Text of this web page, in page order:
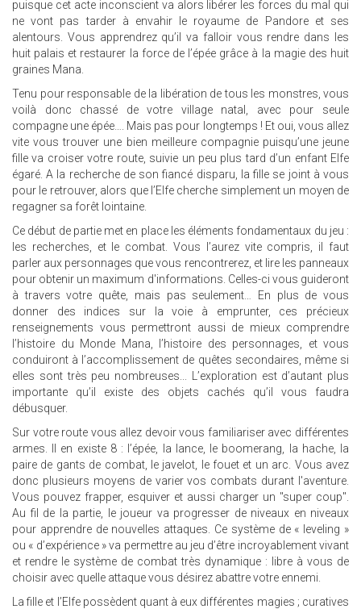
puisque cet acte inconscient va alors libérer les forces du mal qui
ne vont pas tarder à envahir le royaume de Pandore et ses
alentours. Vous apprendrez qu’il va falloir vous rendre dans les
huit palais et restaurer la force de l’épée grâce à la magie des huit
graines Mana.
Tenu pour responsable de la libération de tous les monstres, vous
voilà donc chassé de votre village natal, avec pour seule
compagne une épée…. Mais pas pour longtemps ! Et oui, vous allez
vite vous trouver une bien meilleure compagnie puisqu’une jeune
fille va croiser votre route, suivie un peu plus tard d’un enfant Elfe
égaré. A la recherche de son fiancé disparu, la fille se joint à vous
pour le retrouver, alors que l’Elfe cherche simplement un moyen de
regagner sa forêt lointaine.
Ce début de partie met en place les éléments fondamentaux du jeu :
les recherches, et le combat. Vous l’aurez vite compris, il faut
parler aux personnages que vous rencontrerez, et lire les panneaux
pour obtenir un maximum d'informations. Celles-ci vous guideront
à travers votre quête, mais pas seulement… En plus de vous
donner des indices sur la voie à emprunter, ces précieux
renseignements vous permettront aussi de mieux comprendre
l’histoire du Monde Mana, l’histoire des personnages, et vous
conduiront à l’accomplissement de quêtes secondaires, même si
elles sont très peu nombreuses... L’exploration est d’autant plus
importante qu’il existe des objets cachés qu’il vous faudra
débusquer.
Sur votre route vous allez devoir vous familiariser avec différentes
armes. Il en existe 8 : l’épée, la lance, le boomerang, la hache, la
paire de gants de combat, le javelot, le fouet et un arc. Vous avez
donc plusieurs moyens de varier vos combats durant l'aventure.
Vous pouvez frapper, esquiver et aussi charger un "super coup".
Au fil de la partie, le joueur va progresser de niveaux en niveaux
pour apprendre de nouvelles attaques. Ce système de « leveling »
ou « d’expérience » va permettre au jeu d’être incroyablement vivant
et rendre le système de combat très dynamique : libre à vous de
choisir avec quelle attaque vous désirez abattre votre ennemi.
La fille et l’Elfe possèdent quant à eux différentes magies ; curatives